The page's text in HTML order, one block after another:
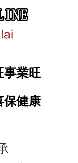
事業旺
保健康